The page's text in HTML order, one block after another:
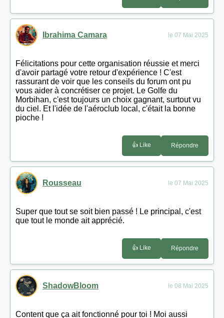
Ibrahima Camara le 07 Mai 2025
Félicitations pour cette organisation réussie et merci
d'avoir partagé votre retour d'expérience ! C'est
rassurant de voir que les conseils du forum ont pu
vous aider à concrétiser ce projet. Le Golfe du
Morbihan, c'est toujours un choix gagnant, surtout vu
du ciel. Et l'idée de l'aéroclub local, c'était la bonne
pioche !
👍 Like Répondre
Rousseau le 07 Mai 2025
Super que tout se soit bien passé ! Le principal, c'est
que tout le monde ait apprécié.
👍 Like Répondre
ShadowBloom le 08 Mai 2025
Content que ça ait fonctionné pour toi ! Moi aussi